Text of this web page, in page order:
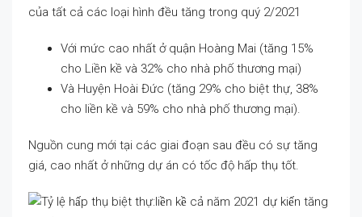
của tất cả các loại hình đều tăng trong quý 2/2021
Với mức cao nhất ở quận Hoàng Mai (tăng 15%
cho Liền kề và 32% cho nhà phố thương mại)
Và Huyện Hoài Đức (tăng 29% cho biệt thự, 38%
cho liền kề và 59% cho nhà phố thương mại).
Nguồn cung mới tại các giai đoạn sau đều có sự tăng
giá, cao nhất ở những dự án có tốc độ hấp thụ tốt.